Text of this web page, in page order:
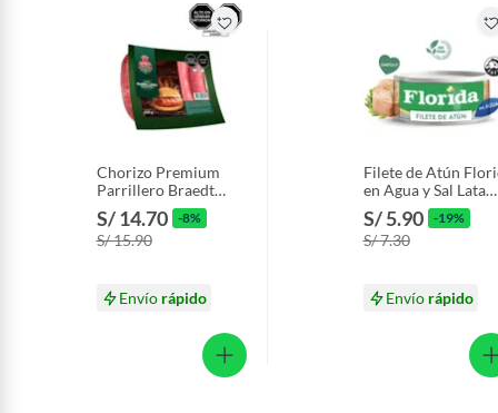
Chorizo Premium
Parrillero Braedt
Empaque 500 g
S/ 14.70 -8%
S/ 15.90
Envío rápido
Filete de Atún
en Agua y Sal Lata
140 g
S/ 5.90 -19%
S/ 7.30
Envío rápido